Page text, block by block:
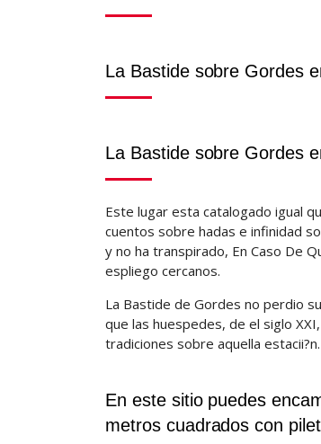
La Bastide sobre Gordes
La Bastide sobre Gordes
Este lugar esta catalogado igual
cuentos sobre hadas e infinidad
y no ha transpirado, En Caso De
espliego cercanos.
La Bastide de Gordes no perdio
que las huespedes, de el siglo
tradiciones sobre aquella
En este sitio puedes
metros cuadrados con